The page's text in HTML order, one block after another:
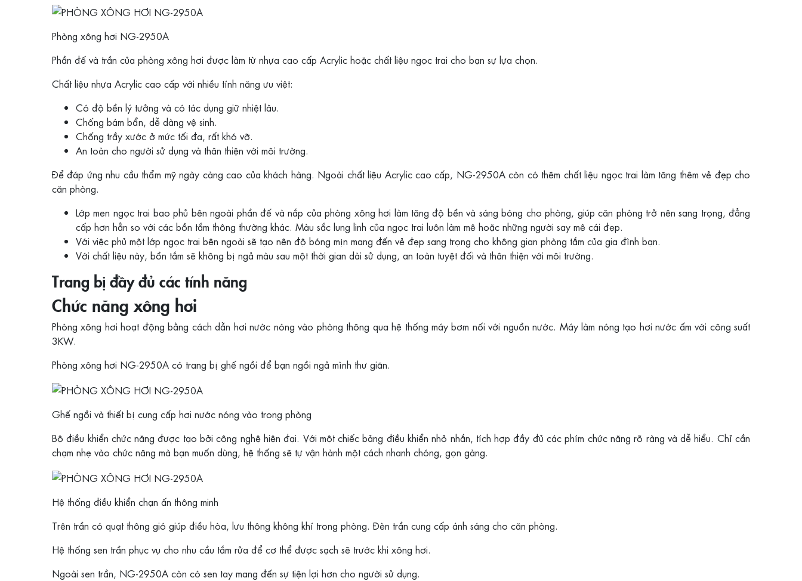
Phòng xông hơi NG-2950A
Phần đế và trần của phòng xông hơi được làm từ nhựa cao cấp Acrylic hoặc chất liệu ngọc trai cho bạn sự lựa chọn.
Chất liệu nhựa Acrylic cao cấp với nhiều tính năng ưu việt:
Có độ bền lý tưởng và có tác dụng giữ nhiệt lâu.
Chống bám bẩn, dễ dàng vệ sinh.
Chống trầy xước ở mức tối đa, rất khó vỡ.
An toàn cho người sử dụng và thân thiện với môi trường.
Để đáp ứng nhu cầu thẩm mỹ ngày càng cao của khách hàng. Ngoài chất liệu Acrylic cao cấp, NG-2950A còn có thêm chất liệu ngọc trai làm tăng thêm vẻ đẹp cho
căn phòng.
Lớp men ngọc trai bao phủ bên ngoài phần đế và nắp của phòng xông hơi làm tăng độ bền và sáng bóng cho phòng, giúp căn phòng trở nên sang trọng, đẳng
cấp hơn hẳn so với các bồn tắm thông thường khác. Màu sắc lung linh của ngọc trai luôn làm mê hoặc những người say mê cái đẹp.
Với việc phủ một lớp ngọc trai bên ngoài sẽ tạo nên độ bóng mịn mang đến vẻ đẹp sang trọng cho không gian phòng tắm của gia đình bạn.
Với chất liệu này, bồn tắm sẽ không bị ngả màu sau một thời gian dài sử dụng, an toàn tuyệt đối và thân thiện với môi trường.
Trang bị đầy đủ các tính năng
Chức năng xông hơi
Phòng xông hơi hoạt động bằng cách dẫn hơi nước nóng vào phòng thông qua hệ thống máy bơm nối với nguồn nước. Máy làm nóng tạo hơi nước ấm với công suất
3KW.
Phòng xông hơi NG-2950A có trang bị ghế ngồi để bạn ngồi ngả mình thư giãn.
Ghế ngồi và thiết bị cung cấp hơi nước nóng vào trong phòng
Bộ điều khiển chức năng được tạo bởi công nghệ hiện đại. Với một chiếc bảng điều khiển nhỏ nhắn, tích hợp đầy đủ các phím chức năng rõ ràng và dễ hiểu. Chỉ cần
chạm nhẹ vào chức năng mà bạn muốn dùng, hệ thống sẽ tự vận hành một cách nhanh chóng, gọn gàng.
Hệ thống điều khiển chạn ấn thông minh
Trên trần có quạt thông gió giúp điều hòa, lưu thông không khí trong phòng. Đèn trần cung cấp ánh sáng cho căn phòng.
Hệ thống sen trần phục vụ cho nhu cầu tắm rửa để cơ thể được sạch sẽ trước khi xông hơi.
Ngoài sen trần, NG-2950A còn có sen tay mang đến sự tiện lợi hơn cho người sử dụng.